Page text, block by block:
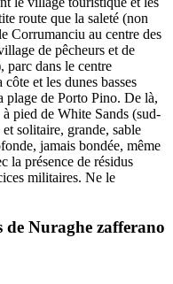
route que la saleté (non
Corrumanciu au centre des
de pêcheurs et de
parc dans le centre
et les dunes basses
plage de Porto Pino. De là,
pied de White Sands (sud-
solitaire, grande, sable
jamais bondée, même
la présence de résidus
militaires. Ne le
de Nuraghe zafferano